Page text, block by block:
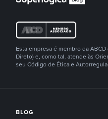
Esta empresa é membro da
Direto) e, como tal, atende às
seu Código de Ética e
BLOG